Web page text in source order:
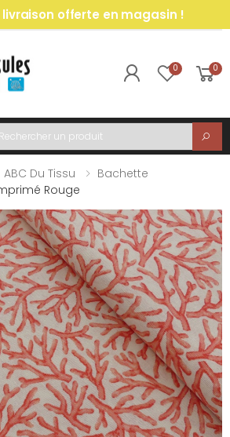
livraison offerte en magasin !
0 0
menu
ABC Du Tissu
Bachette
Rouge